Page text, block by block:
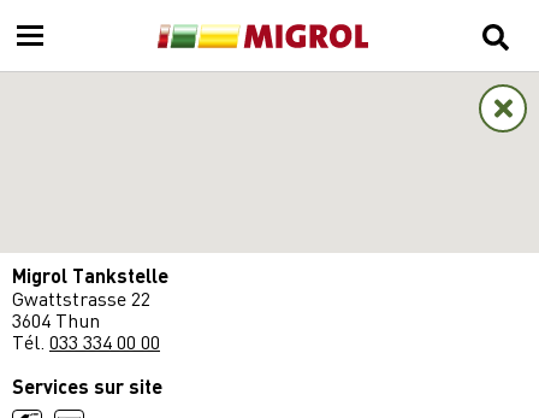
Migrol Tankstelle
Gwattstrasse 22
3604 Thun
Tél. 033 334 00 00
Services sur site